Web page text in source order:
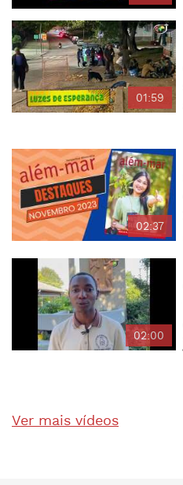
01:59
02:37
02:00
Ver mais vídeos